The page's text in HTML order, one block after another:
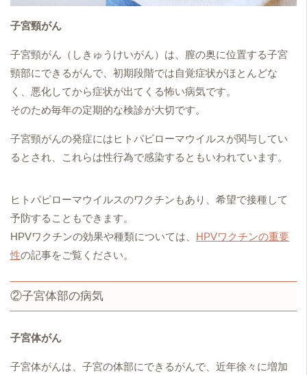
子宮頸がん
子宮頸がん（しきゅうけいがん）は、膣の奥に位置する子宮
頸部にできるがんで、初期段階では自覚症状がほとんどな
く、悪化してから症状が出てくる怖い病気です。
そのため毎年の定期的な検診が大切です。
子宮頸がんの発症にはヒトパピローマウイルスが関与してい
るとされ、これらは性行為で感染するともいわれています。
ヒトパピローマウイルスのワクチンもあり、希望で接種して
予防することもできます。
HPVワクチンの効果や種類については、 HPVワクチンの重要
性の記事をご覧ください。
②子宮体部の病気
子宮体がん
子宮体がんは、子宮の体部にできるがんで、近年徐々に増加